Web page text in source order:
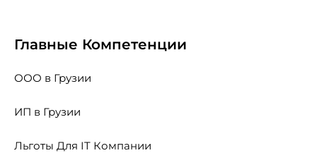
Главные Компетенции
ООО в Грузии
ИП в Грузии
Льготы Для IT Компании